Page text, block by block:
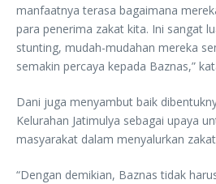
manfaatnya terasa bagaimana
para penerima zakat kita. Ini sangat
stunting, mudah-mudahan mereka
semakin percaya kepada Baznas,”
Dani juga menyambut baik
Kelurahan Jatimulya sebagai upaya
masyarakat dalam menyalurkan
“Dengan demikian, Baznas tidak